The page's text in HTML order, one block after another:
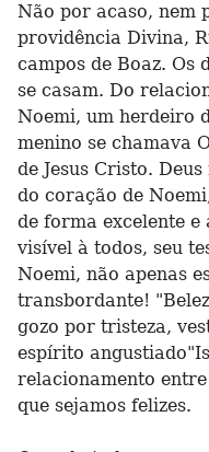
Não por acaso, nem
providência Divina,
campos de Boaz. Os
se casam. Do
Noemi, um herdeiro
menino se chamava
de Jesus Cristo.
do coração de
de forma excelente
visível à todos, seu
Noemi, não apenas
transbordante!
gozo por tristeza,
espírito
relacionamento entre
que sejamos felizes.